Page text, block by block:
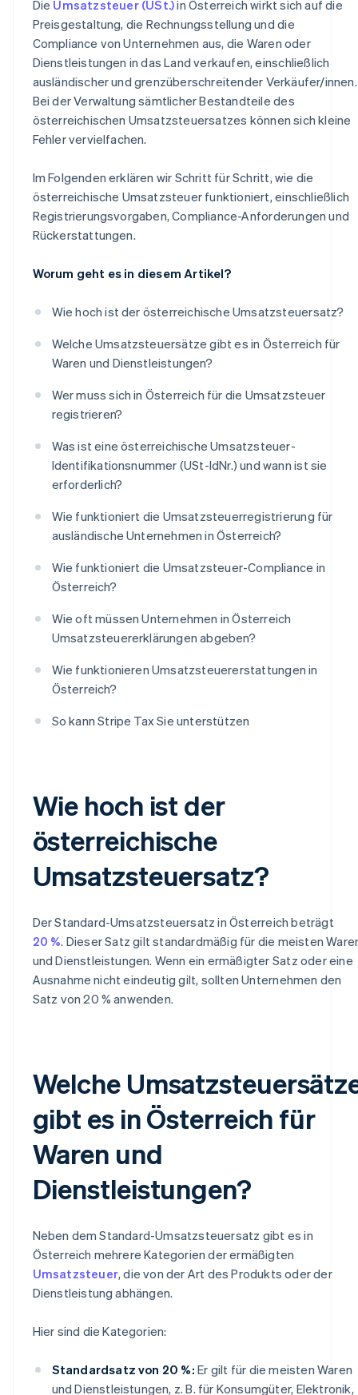
Die Umsatzsteuer (USt.)in Österreich wirkt sich auf die
Preisgestaltung, die Rechnungsstellung und die
Compliance von Unternehmen aus, die Waren oder
Dienstleistungen in das Land verkaufen, einschließlich
ausländischer und grenzüberschreitender Verkäufer/innen.
Bei der Verwaltung sämtlicher Bestandteile des
österreichischen Umsatzsteuersatzes können sich kleine
Fehler vervielfachen.
Im Folgenden erklären wir Schritt für Schritt, wie die
österreichische Umsatzsteuer funktioniert, einschließlich
Registrierungsvorgaben, Compliance-Anforderungen und
Rückerstattungen.
Worum geht es in diesem Artikel?
Wie hoch ist der österreichische Umsatzsteuersatz?
Welche Umsatzsteuersätze gibt es in Österreich für
Waren und Dienstleistungen?
Wer muss sich in Österreich für die Umsatzsteuer
registrieren?
Was ist eine österreichische Umsatzsteuer-
Identifikationsnummer (USt-IdNr.) und wann ist sie
erforderlich?
Wie funktioniert die Umsatzsteuerregistrierung für
ausländische Unternehmen in Österreich?
Wie funktioniert die Umsatzsteuer-Compliance in
Österreich?
Wie oft müssen Unternehmen in Österreich
Umsatzsteuererklärungen abgeben?
Wie funktionieren Umsatzsteuererstattungen in
Österreich?
So kann Stripe Tax Sie unterstützen
Wie hoch ist der
österreichische
Umsatzsteuersatz?
Der Standard-Umsatzsteuersatz in Österreich beträgt
20 %. Dieser Satz gilt standardmäßig für die meisten
und Dienstleistungen. Wenn ein ermäßigter Satz oder eine
Ausnahme nicht eindeutig gilt, sollten Unternehmen den
Satz von 20 % anwenden.
Welche
gibt es in Österreich für
Waren und
Dienstleistungen?
Neben dem Standard-Umsatzsteuersatz gibt es in
Österreich mehrere Kategorien der ermäßigten
Umsatzsteuer, die von der Art des Produkts oder der
Dienstleistung abhängen.
Hier sind die Kategorien:
Standardsatz von 20 %: Er gilt für die meisten Waren
und Dienstleistungen, z. B. für Konsumgüter, Elektronik,